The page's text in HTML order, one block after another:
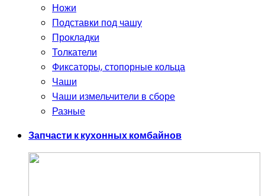
Ножи
Подставки под чашу
Прокладки
Толкатели
Фиксаторы, стопорные кольца
Чаши
Чаши измельчители в сборе
Разные
Запчасти к кухонных комбайнов